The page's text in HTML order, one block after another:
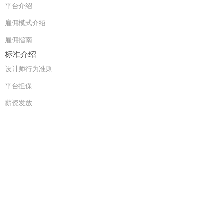
平台介绍
雇佣模式介绍
雇佣指南
标准介绍
设计师行为准则
平台担保
薪资发放